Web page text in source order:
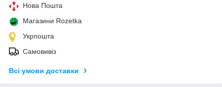
Нова Пошта
Магазини Rozetka
Укрпошта
Самовивіз
Всі умови доставки